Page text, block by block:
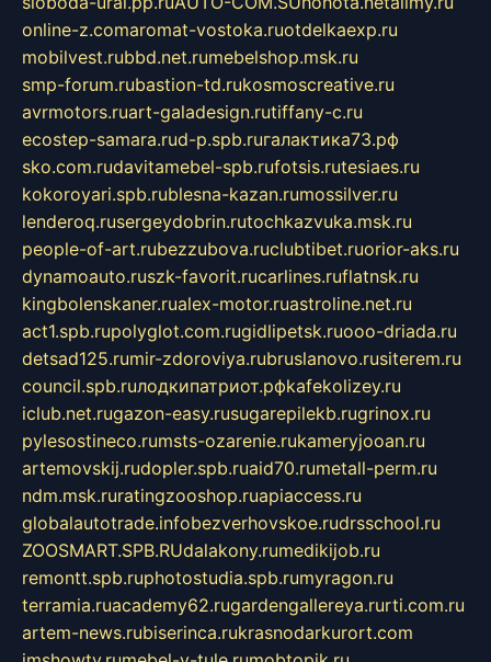
online-z.comaromat-vostoka.ruotdelkaexp.ru
mobilvest.rubbd.net.rumebelshop.msk.ru
smp-forum.rubastion-td.rukosmoscreative.ru
avrmotors.ruart-galadesign.rutiffany-c.ru
ecostep-samara.rud-p.spb.ruгалактика73.рф
sko.com.rudavitamebel-spb.rufotsis.rutesiaes.ru
kokoroyari.spb.rublesna-kazan.rumossilver.ru
lenderoq.rusergeydobrin.rutochkazvuka.msk.ru
people-of-art.rubezzubova.ruclubtibet.ruorior-aks.ru
dynamoauto.ruszk-favorit.rucarlines.ruflatnsk.ru
kingbolenskaner.rualex-motor.ruastroline.net.ru
act1.spb.rupolyglot.com.rugidlipetsk.ruooo-driada.ru
detsad125.rumir-zdoroviya.rubruslanovo.rusiterem.ru
council.spb.ruлодкипатриот.рфkafekolizey.ru
iclub.net.rugazon-easy.rusugarepilekb.rugrinox.ru
pylesostineco.rumsts-ozarenie.rukameryjooan.ru
artemovskij.rudopler.spb.ruaid70.rumetall-perm.ru
ndm.msk.ruratingzooshop.ruapiaccess.ru
globalautotrade.infobezverhovskoe.rudrsschool.ru
ZOOSMART.SPB.RUdalakony.rumedikijob.ru
remontt.spb.ruphotostudia.spb.rumyragon.ru
terramia.ruacademy62.rugardengallereya.rurti.com.ru
artem-news.rubiserinca.rukrasnodarkurort.com